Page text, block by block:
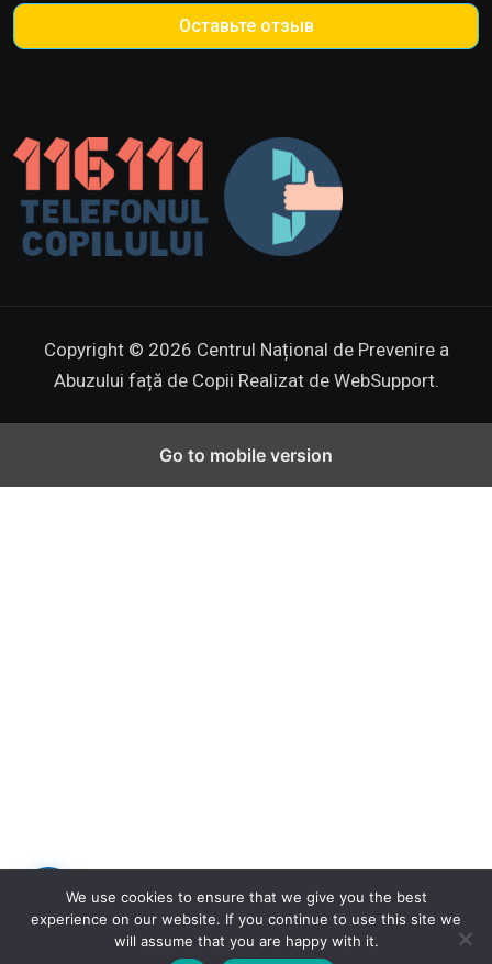
Оставьте отзыв
Copyright © 2026 Centrul Național de Prevenire a
Abuzului față de Copii Realizat de WebSupport.
Go to mobile version
We use cookies to ensure that we give you the best
experience on our website. If you continue to use this site we
will assume that you are happy with it.